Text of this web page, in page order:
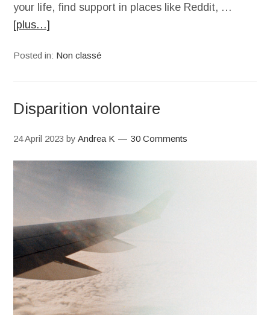
your life, find support in places like Reddit, …
[plus…]
Posted in: Non classé
Disparition volontaire
24 April 2023 byAndrea K 30 Comments